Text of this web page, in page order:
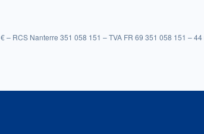
– RCS Nanterre 351 058 151 – TVA FR 69 351 058 151 –